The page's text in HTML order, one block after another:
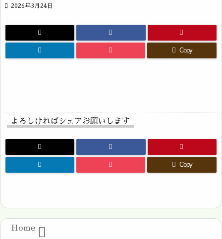
 2026年3月24日
Copy
よろしければシェアお願いします
Copy
Home